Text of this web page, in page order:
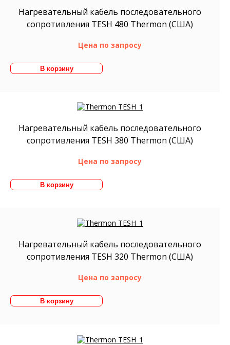
Нагревательный кабель последовательного
сопротивления TESH 480 Thermon (США)
Цена по запросу
Нагревательный кабель последовательного
сопротивления TESH 380 Thermon (США)
Цена по запросу
Нагревательный кабель последовательного
сопротивления TESH 320 Thermon (США)
Цена по запросу